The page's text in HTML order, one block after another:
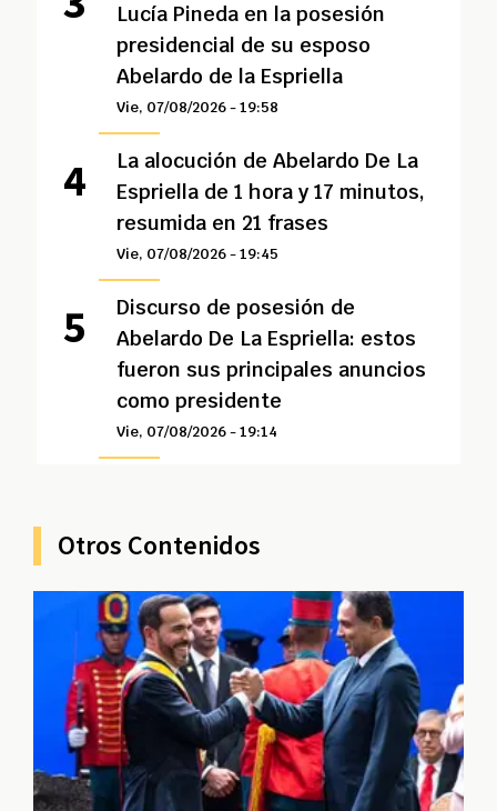
Lucía Pineda en la posesión
presidencial de su esposo
Abelardo de la Espriella
Vie, 07/08/2026 - 19:58
La alocución de Abelardo De La
Espriella de 1 hora y 17 minutos,
resumida en 21 frases
Vie, 07/08/2026 - 19:45
Discurso de posesión de
Abelardo De La Espriella: estos
fueron sus principales anuncios
como presidente
Vie, 07/08/2026 - 19:14
Otros Contenidos